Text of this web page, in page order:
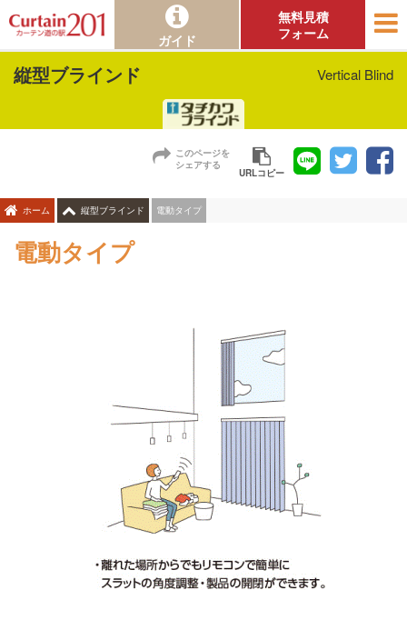
ガイド
無料見積
フォーム
縦型ブラインド Vertical Blind
このページを
シェアする
URLコピー
ホーム 縦型ブラインド 電動タイプ
電動タイプ